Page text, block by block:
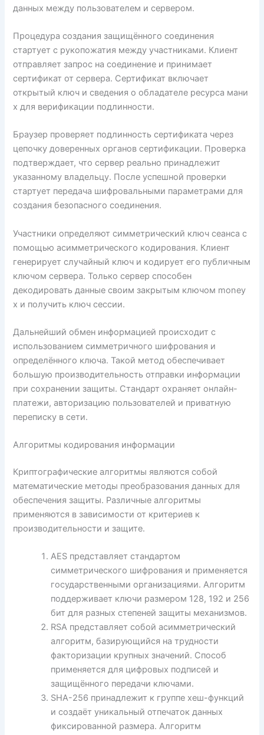
данных между пользователем и сервером.
Процедура создания защищённого соединения
стартует с рукопожатия между участниками. Клиент
отправляет запрос на соединение и принимает
сертификат от сервера. Сертификат включает
открытый ключ и сведения о обладателе ресурса мани
х для верификации подлинности.
Браузер проверяет подлинность сертификата через
цепочку доверенных органов сертификации. Проверка
подтверждает, что сервер реально принадлежит
указанному владельцу. После успешной проверки
стартует передача шифровальными параметрами для
создания безопасного соединения.
Участники определяют симметрический ключ сеанса с
помощью асимметрического кодирования. Клиент
генерирует случайный ключ и кодирует его публичным
ключом сервера. Только сервер способен
декодировать данные своим закрытым ключом money
x и получить ключ сессии.
Дальнейший обмен информацией происходит с
использованием симметричного шифрования и
определённого ключа. Такой метод обеспечивает
большую производительность отправки информации
при сохранении защиты. Стандарт охраняет онлайн-
платежи, авторизацию пользователей и приватную
переписку в сети.
Алгоритмы кодирования информации
Криптографические алгоритмы являются собой
математические методы преобразования данных для
обеспечения защиты. Различные алгоритмы
применяются в зависимости от критериев к
производительности и защите.
AES представляет стандартом
симметрического шифрования и применяется
государственными организациями. Алгоритм
поддерживает ключи размером 128, 192 и 256
бит для разных степеней защиты механизмов.
RSA представляет собой асимметрический
алгоритм, базирующийся на трудности
факторизации крупных значений. Способ
применяется для цифровых подписей и
защищённого передачи ключами.
SHA-256 принадлежит к группе хеш-функций
и создаёт уникальный отпечаток данных
фиксированной размера. Алгоритм